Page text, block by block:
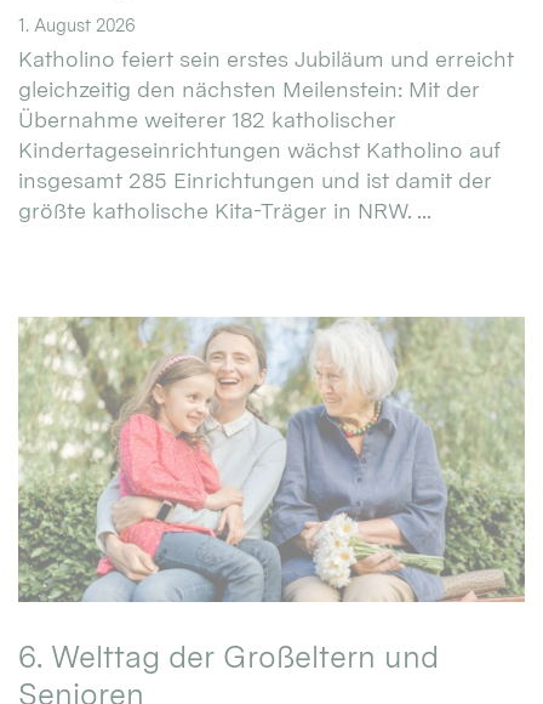
1. August 2026
Katholino feiert sein erstes Jubiläum und erreicht
gleichzeitig den nächsten Meilenstein: Mit der
Übernahme weiterer 182 katholischer
Kindertageseinrichtungen wächst Katholino auf
insgesamt 285 Einrichtungen und ist damit der
größte katholische Kita-Träger in NRW. ...
6. Welttag der Großeltern und
Senioren